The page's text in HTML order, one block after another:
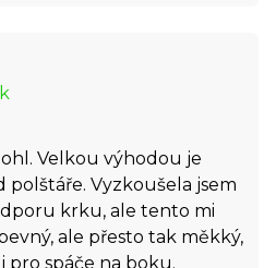
Velkou výhodou je
polštáře. Vyzkoušela jsem
krku, ale tento mi
ale přesto tak měkký,
pro spáče na boku.